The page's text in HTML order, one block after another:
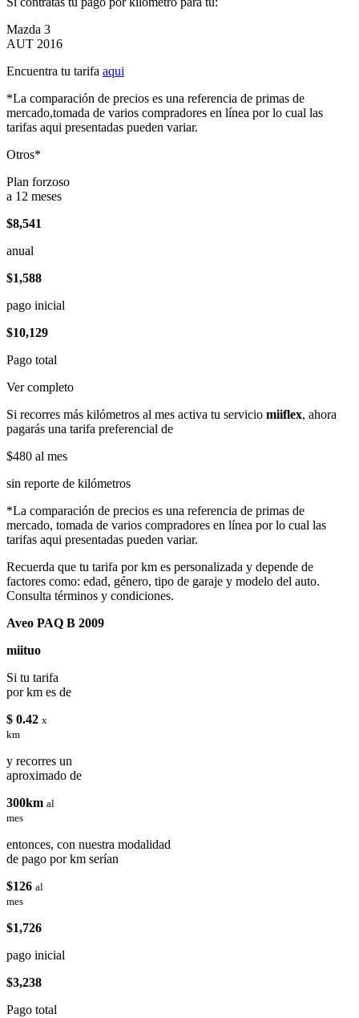
Mazda 3
AUT 2016
Encuentra tu tarifa aqui
*La comparación de precios es una referencia de primas de
mercado,tomada de varios compradores en línea por lo cual las
tarifas aqui presentadas pueden variar.
Otros*
Plan forzoso
a 12 meses
$8,541
anual
$1,588
pago inicial
$10,129
Pago total
Ver completo
Si recorres más kilómetros al mes activa tu servicio miiflex, ahora
pagarás una tarifa preferencial de
$480 al mes
sin reporte de kilómetros
*La comparación de precios es una referencia de primas de
mercado, tomada de varios compradores en línea por lo cual las
tarifas aqui presentadas pueden variar.
Recuerda que tu tarifa por km es personalizada y depende de
factores como: edad, género, tipo de garaje y modelo del auto.
Consulta términos y condiciones.
Aveo PAQ B 2009
miituo
Si tu tarifa
por km es de
$ 0.42 x
km
y recorres un
aproximado de
300km al
mes
entonces, con nuestra modalidad
de pago por km serían
$126 al
mes
$1,726
pago inicial
$3,238
Pago total